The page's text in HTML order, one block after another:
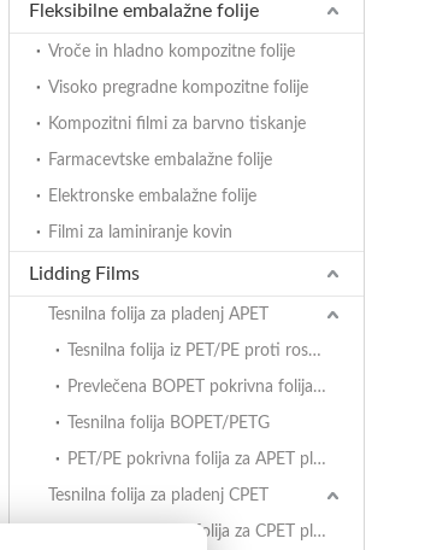
Fleksibilne embalažne folije
Vroče in hladno kompozitne folije
Visoko pregradne kompozitne folije
Kompozitni filmi za barvno tiskanje
Farmacevtske embalažne folije
Elektronske embalažne folije
Filmi za laminiranje kovin
Lidding Films
Tesnilna folija za pladenj APET
Tesnilna folija iz PET/PE proti rosenju
Prevlečena BOPET pokrivna folija za pladnje APET
Tesnilna folija BOPET/PETG
PET/PE pokrivna folija za APET pladnje
Tesnilna folija za pladenj CPET
PET/PE pokrivna folija za CPET pladnje